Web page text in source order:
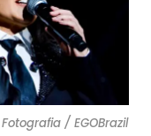
/ EGOBrazil